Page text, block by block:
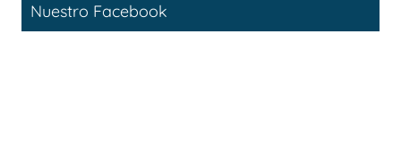
Nuestro Facebook